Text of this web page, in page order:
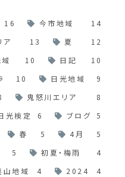
16 今市地域
14
ア 13 夏
12
10 日記
10
10 日光地域
9
鬼怒川エリア
8
光検定 6 ブログ
5
春 5 4月
5
5 初夏・梅雨
4
山地域 4 2024
4